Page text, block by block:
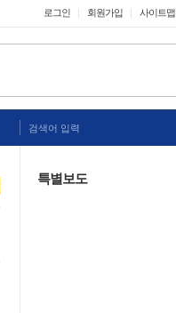
로그인 회원가입 사이트맵
검색어 입력
특별보도